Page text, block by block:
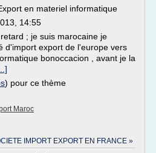
en materiel informatique
14:55
; je suis marocaine je
d'import export de l'europe vers
bonoccacion , avant je la
) pour ce thème
Maroc
IMPORT EXPORT EN FRANCE »